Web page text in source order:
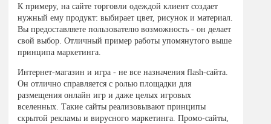
К примеру, на сайте торговли одеждой клиент создает
нужный ему продукт: выбирает цвет, рисунок и материал.
Вы предоставляете пользователю возможность - он делает
свой выбор. Отличный пример работы упомянутого выше
принципа маркетинга.
Интернет-магазин и игра - не все назначения flash-сайта.
Он отлично справляется с ролью площадки для
размещения онлайн игр и даже целых игровых
вселенных. Такие сайты реализовывают принципы
скрытой рекламы и вирусного маркетинга. Промо-сайты,